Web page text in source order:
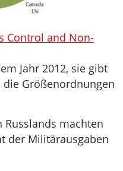
Control and Non-
Jahr 2012, sie gibt
Größenordnungen
Russlands machten
der Militärausgaben